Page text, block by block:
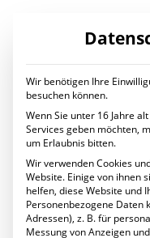
LEISTUNGEN
Digitaler Wandel
Ihr Projekt mit uns
IT Services
Planung und
IT Managed
Ihr Projekt mit uns
Cyber Security
Mehr Sicherheit
Month:
Wir benötigen Ihre
besuchen können.
Wenn Sie unter 16 Jahre
Services geben möchten,
um Erlaubnis bitten.
Wir verwenden Cookies
Website. Einige von ihnen
helfen, diese Website und
Personenbezogene Daten
Adressen), z. B. für
Messung von Anzeigen